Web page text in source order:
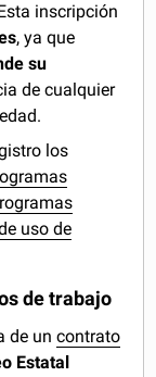
inscripción
, ya que
su
de cualquier
los
uso de
de trabajo
de uncontrato
Estatal